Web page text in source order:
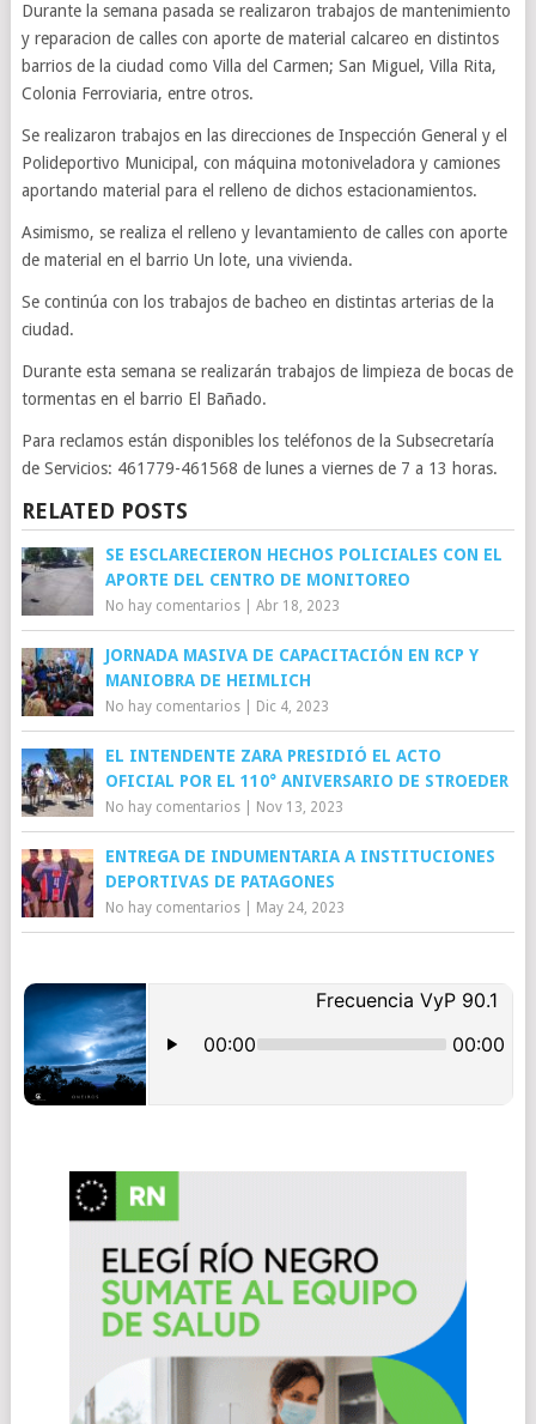
Durante la semana pasada se realizaron trabajos de mantenimiento
y reparacion de calles con aporte de material calcareo en distintos
barrios de la ciudad como Villa del Carmen; San Miguel, Villa Rita,
Colonia Ferroviaria, entre otros.
Se realizaron trabajos en las direcciones de Inspección General y el
Polideportivo Municipal, con máquina motoniveladora y camiones
aportando material para el relleno de dichos estacionamientos.
Asimismo, se realiza el relleno y levantamiento de calles con aporte
de material en el barrio Un lote, una vivienda.
Se continúa con los trabajos de bacheo en distintas arterias de la
ciudad.
Durante esta semana se realizarán trabajos de limpieza de bocas de
tormentas en el barrio El Bañado.
Para reclamos están disponibles los teléfonos de la Subsecretaría
de Servicios: 461779-461568 de lunes a viernes de 7 a 13 horas.
RELATED POSTS
SE ESCLARECIERON HECHOS POLICIALES CON EL
APORTE DEL CENTRO DE MONITOREO
No hay comentarios| Abr 18, 2023
JORNADA MASIVA DE CAPACITACIÓN EN RCP Y
MANIOBRA DE HEIMLICH
No hay comentarios| Dic 4, 2023
EL INTENDENTE ZARA PRESIDIÓ EL ACTO
OFICIAL POR EL 110° ANIVERSARIO DE STROEDER
No hay comentarios| Nov 13, 2023
ENTREGA DE INDUMENTARIA A INSTITUCIONES
DEPORTIVAS DE PATAGONES
No hay comentarios| May 24, 2023